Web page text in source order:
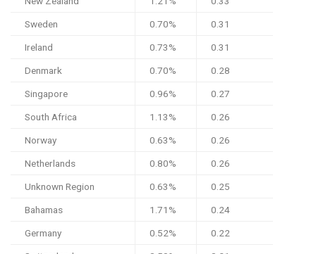
Sweden 0.70% 0.31
Ireland 0.73% 0.31
Denmark 0.70% 0.28
Singapore 0.96% 0.27
South Africa 1.13% 0.26
Norway 0.63% 0.26
Netherlands 0.80% 0.26
Unknown Region 0.63% 0.25
Bahamas 1.71% 0.24
Germany 0.52% 0.22